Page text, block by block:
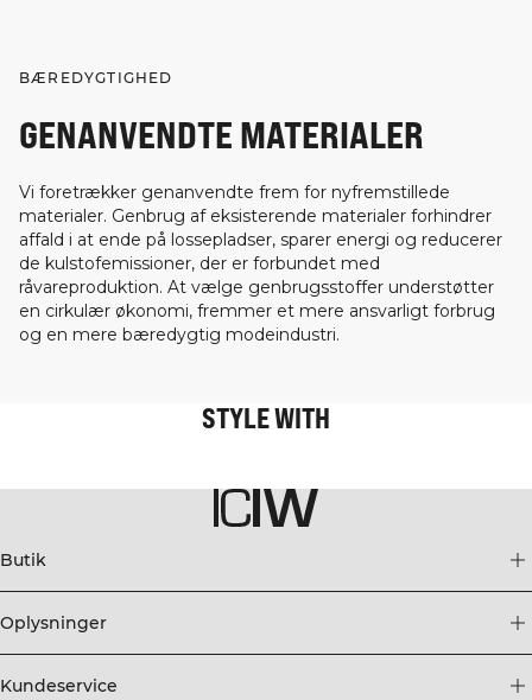
BÆREDYGTIGHED
GENANVENDTE MATERIALER
Vi foretrækker genanvendte frem for nyfremstillede
materialer. Genbrug af eksisterende materialer forhindrer
affald i at ende på lossepladser, sparer energi og reducerer
de kulstofemissioner, der er forbundet med
råvareproduktion. At vælge genbrugsstoffer understøtter
en cirkulær økonomi, fremmer et mere ansvarligt forbrug
og en mere bæredygtig modeindustri.
STYLE WITH
Butik
Oplysninger
Kundeservice